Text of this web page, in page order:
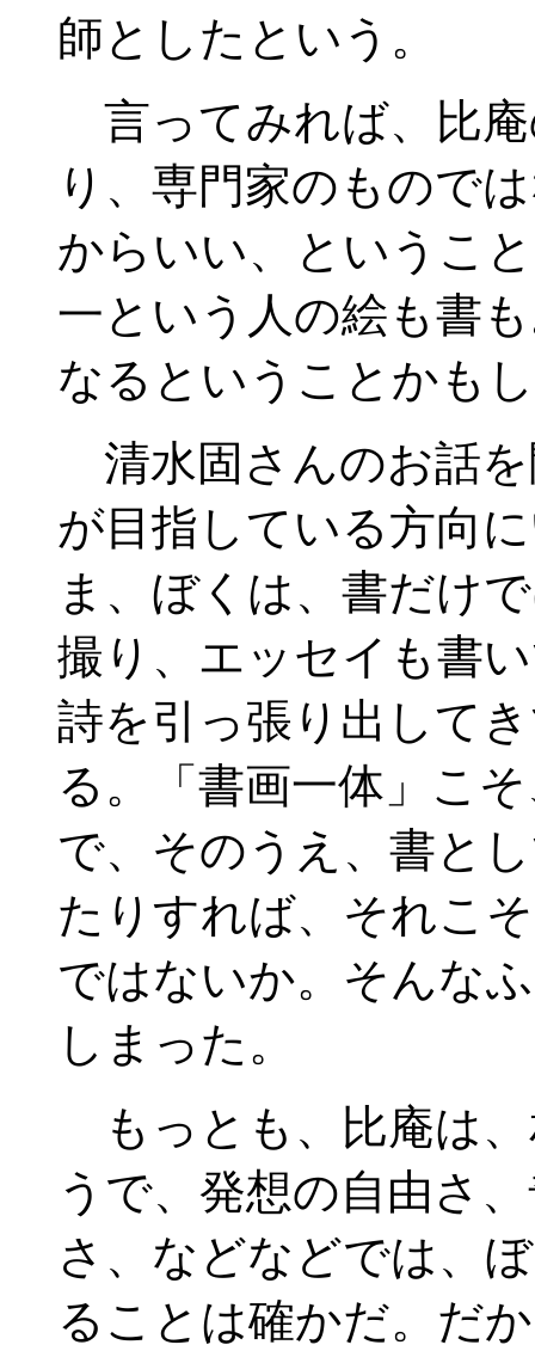
師としたという。
言ってみれば、比
り、専門家のもので
からいい、というこ
一という人の絵も書
なるということかも
清水固さんのお話
が目指している方向
ま、ぼくは、書だけ
撮り、エッセイも書
詩を引っ張り出して
る。「書画一体」こ
で、そのうえ、書と
たりすれば、それこ
ではないか。そんな
しまった。
もっとも、比庵は
うで、発想の自由さ
さ、などなどでは、
ることは確かだ。だ